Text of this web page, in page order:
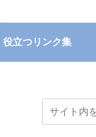
役立つリンク集